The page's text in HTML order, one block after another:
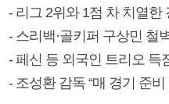
- 리그 2위와 1점 차 치열한
- 스리백·골키퍼 구상민 철
- 페신 등 외국인 트리오 득
- 조성환 감독 “매 경기 준비